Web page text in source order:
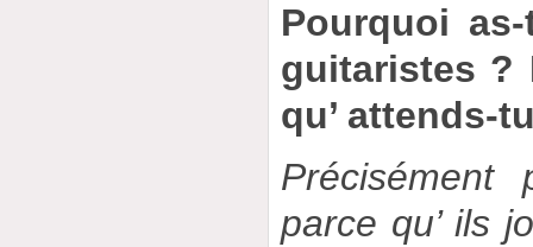
Pourquoi
guitaristes ?
qu’ attends-
parce qu’ ils